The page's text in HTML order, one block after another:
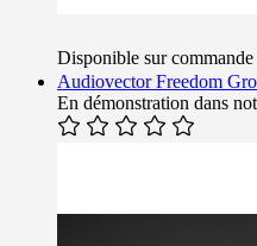
Disponible sur
Audiovector Freedom
En démonstration dans